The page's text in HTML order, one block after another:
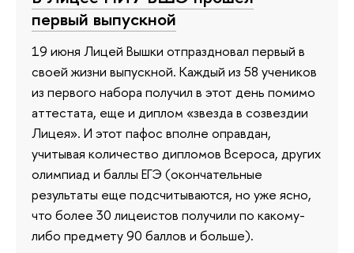
первый выпускной
19 июня Лицей Вышки отпраздновал первый в
своей жизни выпускной. Каждый из 58 учеников
из первого набора получил в этот день помимо
аттестата, еще и диплом «звезда в созвездии
Лицея». И этот пафос вполне оправдан,
учитывая количество дипломов Всероса, других
олимпиад и баллы ЕГЭ (окончательные
результаты еще подсчитываются, но уже ясно,
что более 30 лицеистов получили по какому-
либо предмету 90 баллов и больше).